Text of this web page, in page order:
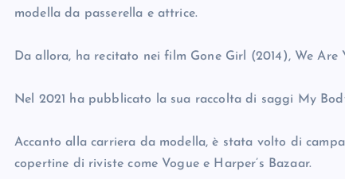
modella da passerella e attrice.
Da allora, ha recitato nei film Gone Girl (2014), We Are
Nel 2021 ha pubblicato la sua raccolta di saggi My
Accanto alla carriera da modella, è stata volto di
copertine di riviste come Vogue e Harper’s Bazaar.